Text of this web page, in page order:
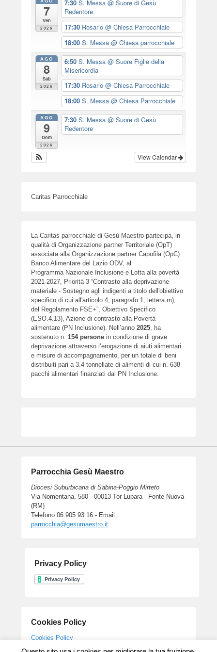
7
Ven
2026
7:30 S. Messa @ Suore di Gesù
Redentore
17:30 Rosario @ Chiesa Parrocchiale
18:00 S. Messa @ Chiesa parrocchiale
AGO
8
Sab
2026
6:50 S. Messa @ Suore Figlie della
Misericordia
17:30 Rosario @ Chiesa Parrocchiale
18:00 S. Messa @ Chiesa Parrocchiale
AGO
9
Dom
2026
7:30 S. Messa @ Suore di Gesù
Redentore
View Calendar
Caritas Parrocchiale
La Caritas parrocchiale di Gesù Maestro partecipa, in
qualità di Organizzazione partner Territoriale (OpT)
associata alla Organizzazione partner Capofila (OpC)
Banco Alimentare del Lazio ODV, al
Programma Nazionale Inclusione e Lotta alla povertà
2021-2027, Priorità 3 “Contrasto alla deprivazione
materiale - Sostegno agli indigenti a titolo dell'obiettivo
specifico di cui all'articolo 4, paragrafo 1, lettera m),
del Regolamento FSE+”, Obiettivo Specifico
(ESO.4.13), Azione di contrasto alla Povertà
alimentare (PN Inclusione). Nell’anno 2025, ha
sostenuto n. 154 persone in condizione di grave
deprivazione attraverso l’erogazione di aiuti alimentari
e misure di accompagnamento, per un totale di beni
distribuiti pari a 3.4 tonnellate di alimenti di cui n. 638
pacchi alimentari finanziati dal PN Inclusione.
Parrocchia Gesù Maestro
Diocesi Suburbicaria di Sabina-Poggio Mirteto
Via Nomentana, 580 - 00013 Tor Lupara - Fonte Nuova
(RM)
Telefono 06.905 93 16 - Email
parrocchia@gesumaestro.it
Privacy Policy
Cookies Policy
Cookies Policy